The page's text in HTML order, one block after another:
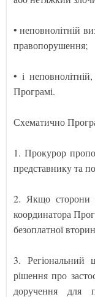
• неповнолітній
правопорушення;
• і
Програмі.
Схематично
1. Прокурор
представнику та
2. Якщо сторони
координатора
безоплатної
3. Регіональний
рішення про
доручення для